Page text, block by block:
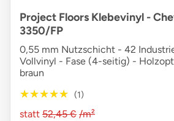
Project Floors Klebevinyl -
3350/FP
0,55 mm Nutzschicht - 42
Vollvinyl - Fase (4-seitig) -
braun
★★★★★
★★★★★ (1)
statt 52,45 € /m²